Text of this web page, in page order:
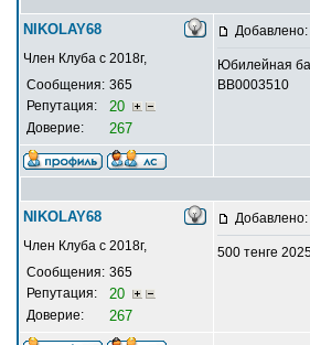
NIKOLAY68
Член Клуба с 2018г,
Сообщения: 365
Репутация:
20
Доверие: 267
Юбилейная
ВВ0003510
NIKOLAY68
Член Клуба с 2018г,
Сообщения: 365
Репутация:
20
Доверие: 267
500 тенге